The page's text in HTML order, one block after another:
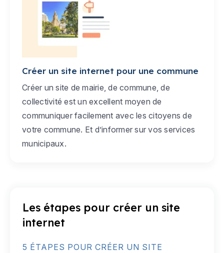
Créer un site internet pour une commune
Créer un site de mairie, de commune, de
collectivité est un excellent moyen de
communiquer facilement avec les citoyens de
votre commune. Et d’informer sur vos services
municipaux.
Les étapes pour créer un site
internet
5 ÉTAPES POUR CRÉER UN SITE